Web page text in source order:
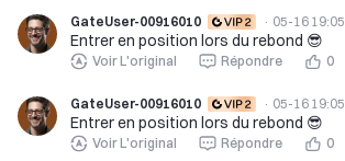
GateUser-00916010 · 05-16 19:05
Entrer en position lors du rebond 😎
Voir L'original Répondre 0
GateUser-00916010 · 05-16 19:05
Entrer en position lors du rebond 😎
Voir L'original Répondre 0